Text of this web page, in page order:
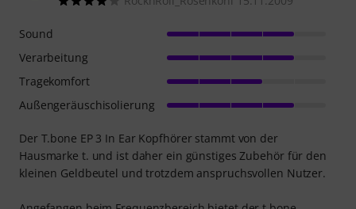
Musik mit dem Handy zu hören. Ich habe bereits den EP 2
und bin damit grundsätzlich zufrieden, nur bei längerem
Tragen schmerzen die Ohren etwas, da das Gehäuse relativ
sind, habe ich sie mir bestellt.
Allerdings ist der Klang auch sehr
Mehr anzeigen